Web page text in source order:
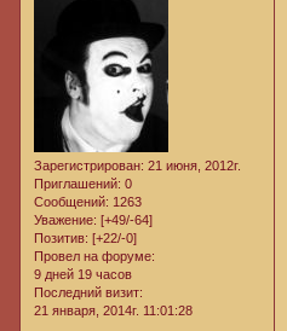
Зарегистрирован: 21 июня, 2012г.
Приглашений: 0
Сообщений: 1263
Уважение: [+49/-64]
Позитив: [+22/-0]
Провел на форуме:
9 дней 19 часов
Последний визит:
21 января, 2014г. 11:01:28